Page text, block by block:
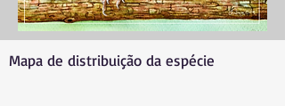
Mapa de distribuição da espécie